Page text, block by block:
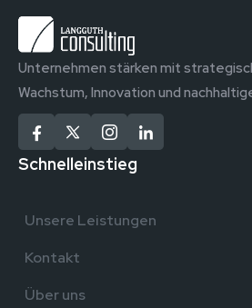
Unternehmen stärken mit
Wachstum, Innovation und
Schnelleinstieg
Unsere Leistungen
Kontakt
Über uns